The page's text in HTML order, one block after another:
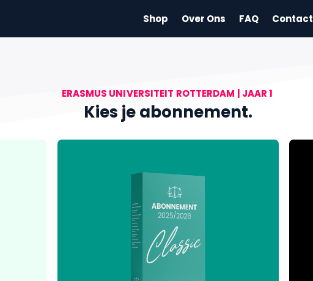
Shop Over Ons FAQ Contact
ERASMUS UNIVERSITEIT ROTTERDAM | JAAR 1
Kies je abonnement.